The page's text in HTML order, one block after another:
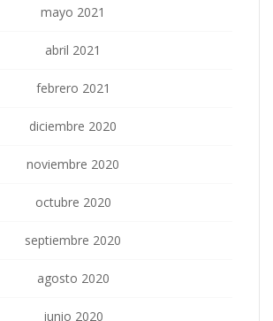
mayo 2021
abril 2021
febrero 2021
diciembre 2020
noviembre 2020
octubre 2020
septiembre 2020
agosto 2020
junio 2020